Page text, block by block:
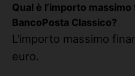
Qual è l’importo
BancoPosta Classico?
L’importo massimo
euro.